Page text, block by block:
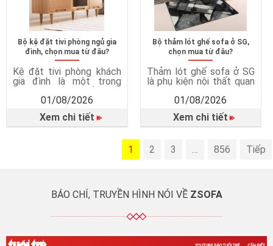
Bộ kệ đặt tivi phòng ngủ gia
đình, chọn mua từ đâu?
Kệ đặt tivi phòng khách
gia đình là một trong
trọng giúp phòng khách
trở nên gọn gàng, tiện
nghi và thẩm mỹ hơn.
Không chỉ đơn thuần là
01/08/2026
Xem chi tiết
Bộ thảm lót ghế sofa ở SG,
chọn mua từ đâu?
Thảm lót ghế sofa ở SG
là phụ kiện nội thất quan
không gian phòng khách
và mang lại nhiều lợi ích
trong quá trình sử dụng.
Thảm lót ghế sofa không
trí mà còn góp phần bảo
01/08/2026
Xem chi tiết
1 2 3 … 856 Tiếp
BÁO CHÍ, TRUYỀN HÌNH NÓI VỀ ZSOFA